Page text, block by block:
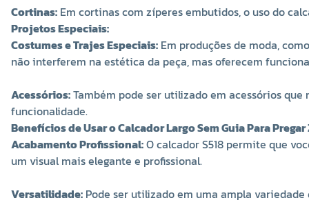
Cortinas: Em cortinas com zíperes embutidos, o uso do
Projetos Especiais:
Costumes e Trajes Especiais: Em produções de moda,
não interferem na estética da peça, mas oferecem
Acessórios:Também pode ser utilizado em acessórios
funcionalidade.
Benefícios de Usar o Calcador Largo Sem Guia Para
Acabamento Profissional:O calcador S518 permite que
um visual mais elegante e profissional.
Versatilidade: Pode ser utilizado em uma ampla